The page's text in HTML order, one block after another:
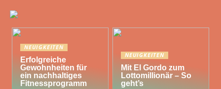
NEUIGKEITEN
Erfolgreiche
Gewohnheiten für
ein nachhaltiges
Fitnessprogramm
NEUIGKEITEN
Mit El Gordo zum
Lottomillionär – So
geht’s